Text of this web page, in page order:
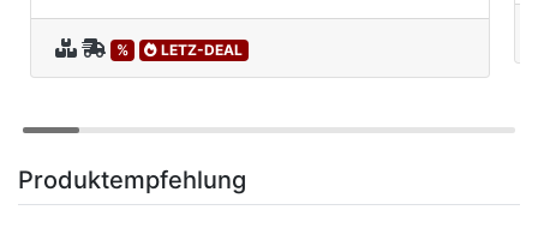
% LETZ-DEAL
Produktempfehlung